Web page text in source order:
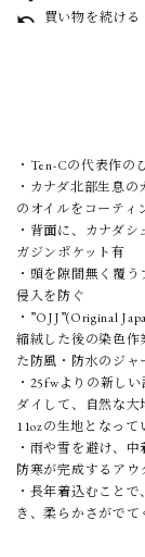
undo 買い物を続ける
・Ten-Cの代表作の
・カナダ北部生息
のオイルをコーティ
・背面に、カナダ
ガジンポケット有
・頭を隙間無く覆
侵入を防ぐ
・”OJJ”(Original
縮絨した後の染色作
た防風・防水のジャ
・25fwよりの新し
ダイして、自然な
11ozの生地となって
・雨や雪を避け、
防寒が完成するアウ
・長年着込むこと
き、柔らかさがでて